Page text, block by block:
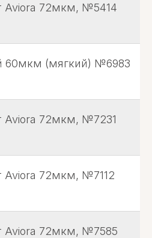
Aviora 72мкм, №5414
60мкм (мягкий) №6983
Aviora 72мкм, №7231
Aviora 72мкм, №7112
Aviora 72мкм, №7585